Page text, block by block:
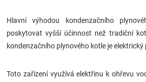
Hlavní výhodou kondenzačního
poskytovat vyšší účinnost než tradiční
kondenzačního plynového kotle je
Toto zařízení využívá elektřinu k ohřevu